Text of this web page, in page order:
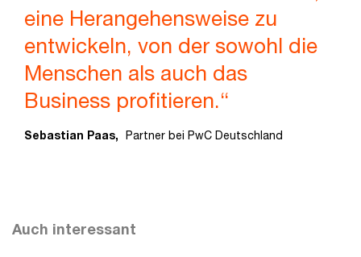
eine Herangehensweise zu
entwickeln, von der sowohl die
Menschen als auch das
Business profitieren.“
Sebastian Paas, Partner bei PwC Deutschland
Auch interessant